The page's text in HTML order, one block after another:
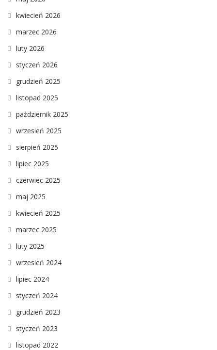
kwiecień 2026
marzec 2026
luty 2026
styczeń 2026
grudzień 2025
listopad 2025
październik 2025
wrzesień 2025
sierpień 2025
lipiec 2025
czerwiec 2025
maj 2025
kwiecień 2025
marzec 2025
luty 2025
wrzesień 2024
lipiec 2024
styczeń 2024
grudzień 2023
styczeń 2023
listopad 2022